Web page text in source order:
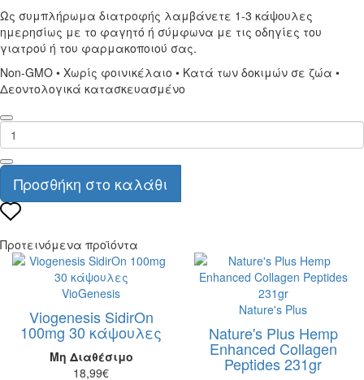
Ως συμπλήρωμα διατροφής λαμβάνετε 1-3 κάψουλες
ημερησίως με το φαγητό ή σύμφωνα με τις οδηγίες του
γιατρού ή του φαρμακοποιού σας.
Non-GMO • Χωρίς φοινικέλαιο • Κατά των δοκιμών σε ζώα •
Δεοντολογικά κατασκευασμένο
Προσθήκη στο καλάθι
Προτεινόμενα προϊόντα
VioGenesis
Viogenesis SidirOn
100mg 30 κάψουλες
Μη Διαθέσιμο
18,99€
Nature's Plus
Nature's Plus Hemp
Enhanced Collagen
Peptides 231gr